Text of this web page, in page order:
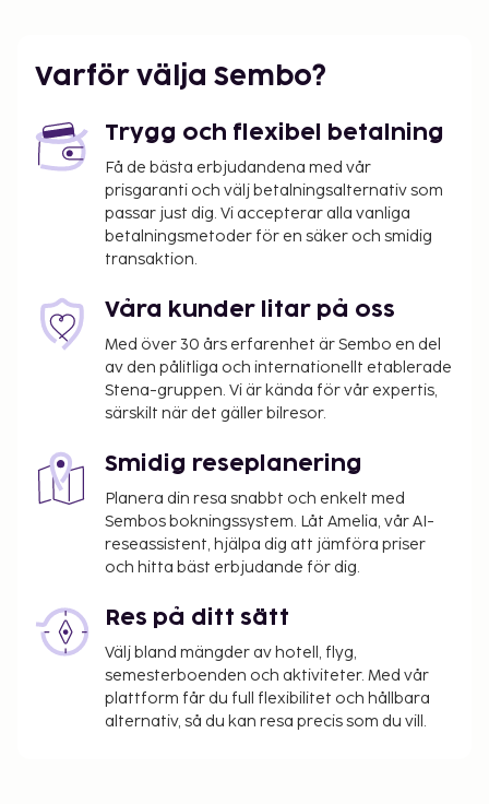
Varför välja Sembo?
Trygg och flexibel betalning
Få de bästa erbjudandena med vår
prisgaranti och välj betalningsalternativ som
passar just dig. Vi accepterar alla vanliga
betalningsmetoder för en säker och smidig
transaktion.
Våra kunder litar på oss
Med över 30 års erfarenhet är Sembo en del
av den pålitliga och internationellt etablerade
Stena-gruppen. Vi är kända för vår expertis,
särskilt när det gäller bilresor.
Smidig reseplanering
Planera din resa snabbt och enkelt med
Sembos bokningssystem. Låt Amelia, vår AI-
reseassistent, hjälpa dig att jämföra priser
och hitta bäst erbjudande för dig.
Res på ditt sätt
Välj bland mängder av hotell, flyg,
semesterboenden och aktiviteter. Med vår
plattform får du full flexibilitet och hållbara
alternativ, så du kan resa precis som du vill.